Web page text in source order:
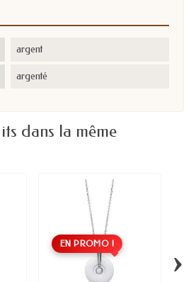
argent
argenté
dans la même
EN PROMO ! ›